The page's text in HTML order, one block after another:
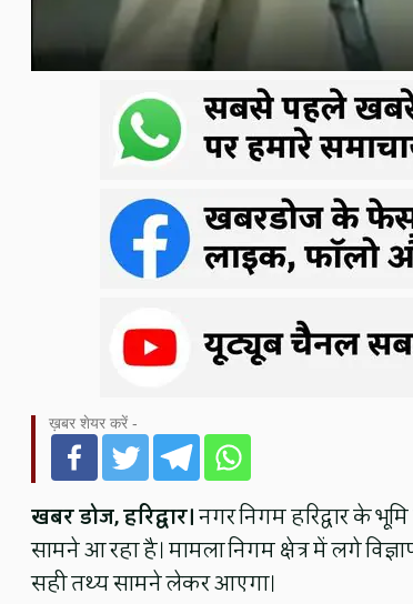
ख़बर शेयर करें -
खबर डोज, हरिद्वार।नगर निगम हरिद्वार के
सामने आ रहा है। मामला निगम क्षेत्र में लगे
सही तथ्य सामने लेकर आएगा।